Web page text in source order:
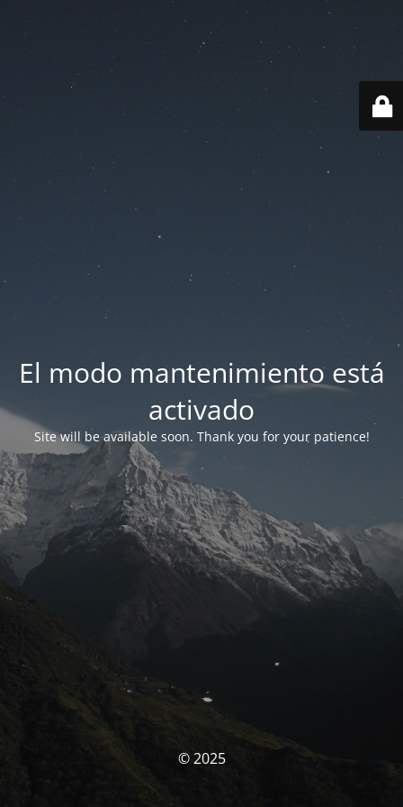
El modo mantenimiento está
activado
Site will be available soon. Thank you for your patience!
© 2025